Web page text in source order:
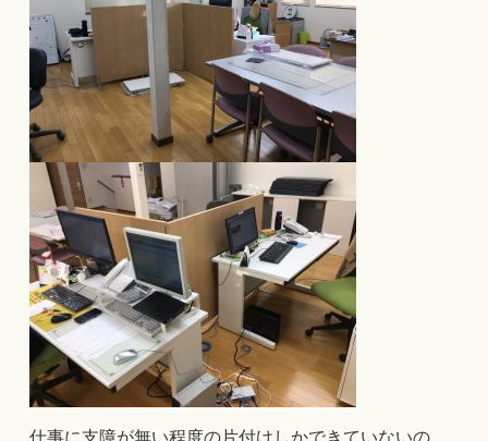
仕事に支障が無い程度の片付けしかできていないの